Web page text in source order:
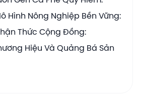
Hình Nông Nghiệp Bền Vững:
Thức Cộng Đồng:
Hiệu Và Quảng Bá Sản